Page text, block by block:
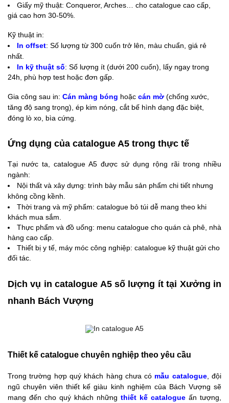
Giấy mỹ thuật: Conqueror, Arches… cho catalogue cao cấp,
giá cao hơn 30-50%.
Kỹ thuật in:
In offset: Số lượng từ 300 cuốn trở lên, màu chuẩn, giá rẻ
nhất.
In kỹ thuật số: Số lượng ít (dưới 200 cuốn), lấy ngay trong
24h, phù hợp test hoặc đơn gấp.
Gia công sau in: Cán màng bóng hoặc cán mờ (chống xước,
tăng độ sang trọng), ép kim nóng, cắt bế hình dạng đặc biệt,
đóng lò xo, bìa cứng.
Ứng dụng của catalogue A5 trong thực tế
Tại nước ta, catalogue A5 được sử dụng rộng rãi trong nhiều
ngành:
Nội thất và xây dựng: trình bày mẫu sản phẩm chi tiết nhưng
không cồng kềnh.
Thời trang và mỹ phẩm: catalogue bỏ túi dễ mang theo khi
khách mua sắm.
Thực phẩm và đồ uống: menu catalogue cho quán cà phê, nhà
hàng cao cấp.
Thiết bị y tế, máy móc công nghiệp: catalogue kỹ thuật gửi cho
đối tác.
Dịch vụ in catalogue A5 số lượng ít tại Xưởng in
nhanh Bách Vượng
Thiết kế catalogue chuyên nghiệp theo yêu cầu
Trong trường hợp quý khách hàng chưa có mẫu catalogue, đội
ngũ chuyên viên thiết kế giàu kinh nghiệm của Bách Vượng sẽ
mang đến cho quý khách những thiết kế catalogue ấn tượng,